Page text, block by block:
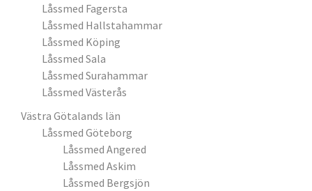
Låssmed Fagersta
Låssmed Hallstahammar
Låssmed Köping
Låssmed Sala
Låssmed Surahammar
Låssmed Västerås
Västra Götalands län
Låssmed Göteborg
Låssmed Angered
Låssmed Askim
Låssmed Bergsjön